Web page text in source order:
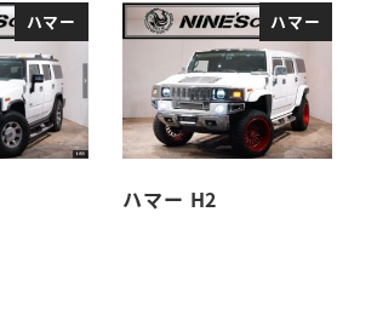
ハマー ハマー
ハマー H2